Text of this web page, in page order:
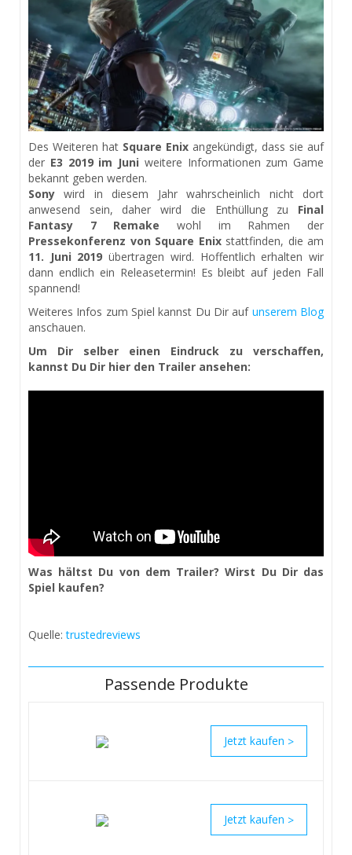
Des Weiteren hat Square Enix angekündigt, dass sie auf
der E3 2019 im Juni weitere Informationen zum Game
bekannt geben werden.
Sony wird in diesem Jahr wahrscheinlich nicht dort
anwesend sein, daher wird die Enthüllung zu Final
Fantasy 7 Remake wohl im Rahmen der
Pressekonferenz von Square Enixstattfinden, die am
11. Juni 2019 übertragen wird. Hoffentlich erhalten wir
dann endlich ein Releasetermin! Es bleibt auf jeden Fall
spannend!
Weiteres Infos zum Spiel kannst Du Dir auf unserem Blog
anschauen.
Um Dir selber einen Eindruck zu verschaffen,
kannst Du Dir hier den Trailer ansehen:
Was hältst Du von dem Trailer? Wirst Du Dir das
Spiel kaufen?
Quelle:trustedreviews
Passende Produkte
>
>